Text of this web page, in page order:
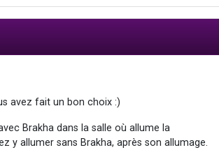
avez fait un bon choix :)
Brakha dans la salle où allume la
y allumer sans Brakha, après son allumage.